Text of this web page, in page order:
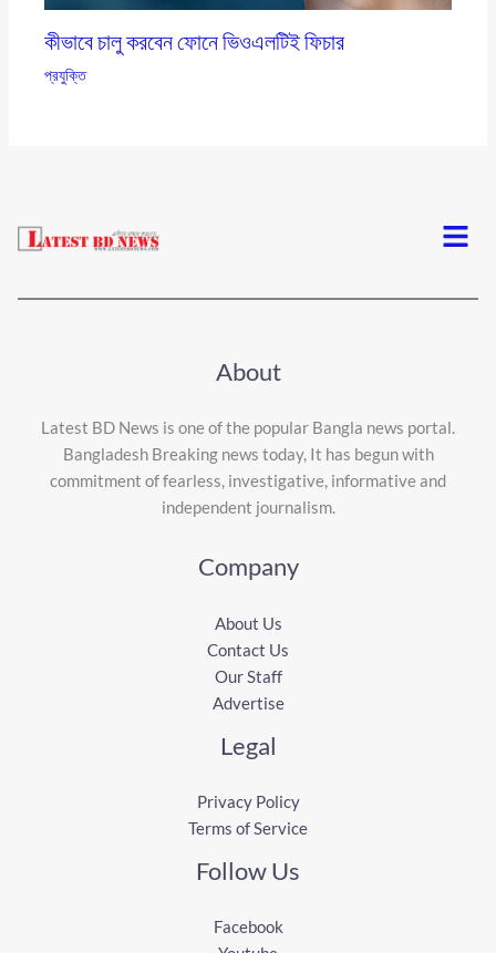
কীভাবে চালু করবেন ফোনে ভিওএলটিই ফিচার
প্রযুক্তি
Menu
About
Latest BD News is one of the popular Bangla news portal.
Bangladesh Breaking news today, It has begun with
commitment of fearless, investigative, informative and
independent journalism.
Company
About Us
Contact Us
Our Staff
Advertise
Legal
Privacy Policy
Terms of Service
Follow Us
Facebook